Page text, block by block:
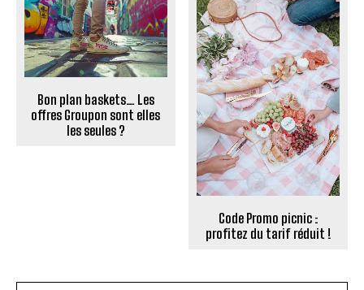
Bon plan baskets… Les
offres Groupon sont elles
les seules ?
Code Promo picnic :
profitez du tarif réduit !